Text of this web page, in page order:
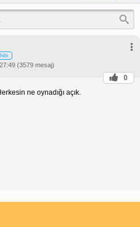
(3579 mesaj)
0
ne oynadığı açık.